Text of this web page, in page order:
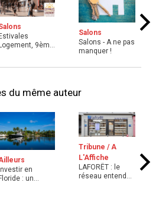
9ème
Salons
Salons - A ne pas
manquer !
du même auteur
en
: un
Tribune / A
L'Affiche
LAFORÊT : le
réseau entend